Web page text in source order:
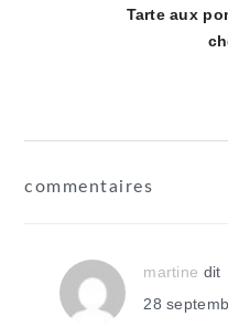
Article
Tarte aux
lecteur
commentaires
martine dit
28